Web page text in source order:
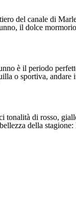
del canale di
il dolce
è il periodo
o sportiva,
di rosso,
della